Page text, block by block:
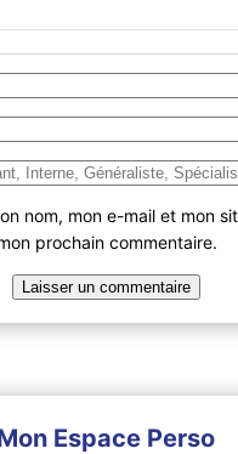
nom, mon e-mail et mon
prochain commentaire.
Espace Perso